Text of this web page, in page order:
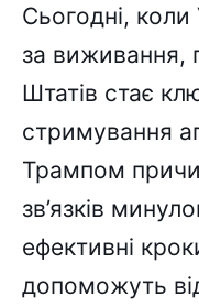
Сьогодні, коли
за виживання,
Штатів стає
стримування
Трампом
зв’язків
ефективні
допоможуть